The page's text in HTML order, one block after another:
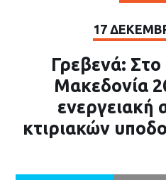
17
Γρεβενά:
Μακεδονία
ενεργειακή
κτιριακών